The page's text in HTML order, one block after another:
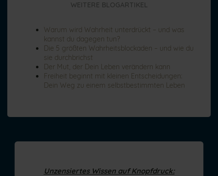
WEITERE BLOGARTIKEL
Warum wird Wahrheit unterdrückt – und was
kannst du dagegen tun?
Die 5 größten Wahrheitsblockaden – und wie du
sie durchbrichst
Der Mut, der Dein Leben verändern kann
Freiheit beginnt mit kleinen Entscheidungen:
Dein Weg zu einem selbstbestimmten Leben
Unzensiertes Wissen auf Knopfdruck: